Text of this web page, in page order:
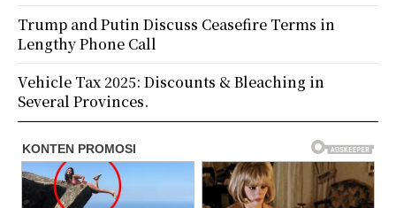
Trump and Putin Discuss Ceasefire Terms in
Lengthy Phone Call
Vehicle Tax 2025: Discounts & Bleaching in
Several Provinces.